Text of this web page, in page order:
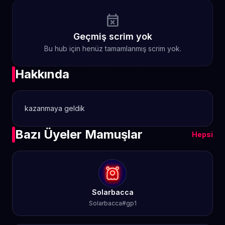
event_busy
Geçmiş scrim yok
Bu hub için henüz tamamlanmış scrim yok.
Hakkında
kazanmaya geldik
Bazı Üyeler Mamuşlar Hepsi
Solarbacca
Solarbacca#gp1